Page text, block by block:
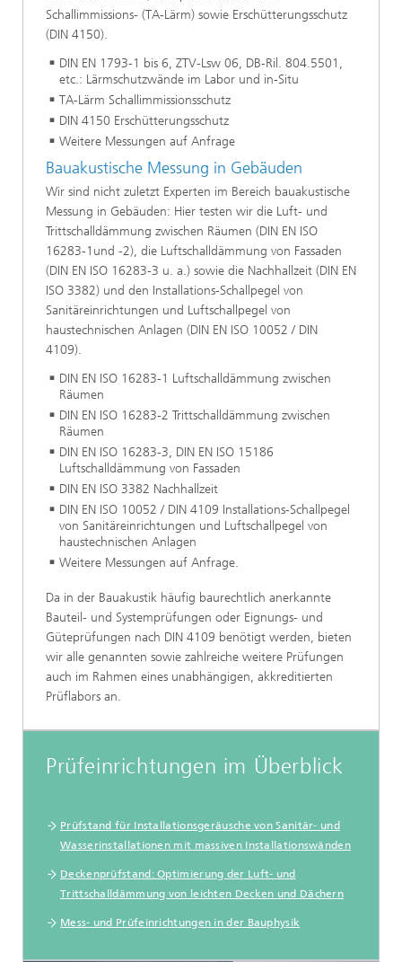
Schallimmissions- (TA-Lärm) sowie Erschütterungsschutz
(DIN 4150).
DIN EN 1793-1 bis 6, ZTV-Lsw 06, DB-Ril. 804.5501,
etc.: Lärmschutzwände im Labor und in-Situ
TA-Lärm Schallimmissionsschutz
DIN 4150 Erschütterungsschutz
Weitere Messungen auf Anfrage
Bauakustische Messung in Gebäuden
Wir sind nicht zuletzt Experten im Bereich bauakustische
Messung in Gebäuden: Hier testen wir die Luft- und
Trittschalldämmung zwischen Räumen (DIN EN ISO
16283-1und -2), die Luftschalldämmung von Fassaden
(DIN EN ISO 16283-3 u. a.) sowie die Nachhallzeit (DIN EN
ISO 3382) und den Installations-Schallpegel von
Sanitäreinrichtungen und Luftschallpegel von
haustechnischen Anlagen (DIN EN ISO 10052 / DIN
4109).
DIN EN ISO 16283-1 Luftschalldämmung zwischen
Räumen
DIN EN ISO 16283-2 Trittschalldämmung zwischen
Räumen
DIN EN ISO 16283-3, DIN EN ISO 15186
Luftschalldämmung von Fassaden
DIN EN ISO 3382 Nachhallzeit
DIN EN ISO 10052 / DIN 4109 Installations-Schallpegel
von Sanitäreinrichtungen und Luftschallpegel von
haustechnischen Anlagen
Weitere Messungen auf Anfrage.
Da in der Bauakustik häufig baurechtlich anerkannte
Bauteil- und Systemprüfungen oder Eignungs- und
Güteprüfungen nach DIN 4109 benötigt werden, bieten
wir alle genannten sowie zahlreiche weitere Prüfungen
auch im Rahmen eines unabhängigen, akkreditierten
Prüflabors an.
Prüfeinrichtungen im Überblick
Prüfstand für Installationsgeräusche von Sanitär- und
Wasserinstallationen mit massiven Installationswänden
Deckenprüfstand: Optimierung der Luft- und
Trittschalldämmung von leichten Decken und Dächern
Mess- und Prüfeinrichtungen in der Bauphysik